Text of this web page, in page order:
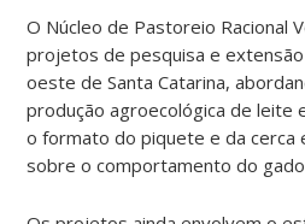
O Núcleo de Pastoreio Racional
projetos de pesquisa e
oeste de Santa Catarina,
produção agroecológica de leite
o formato do piquete e da cerca
sobre o comportamento do